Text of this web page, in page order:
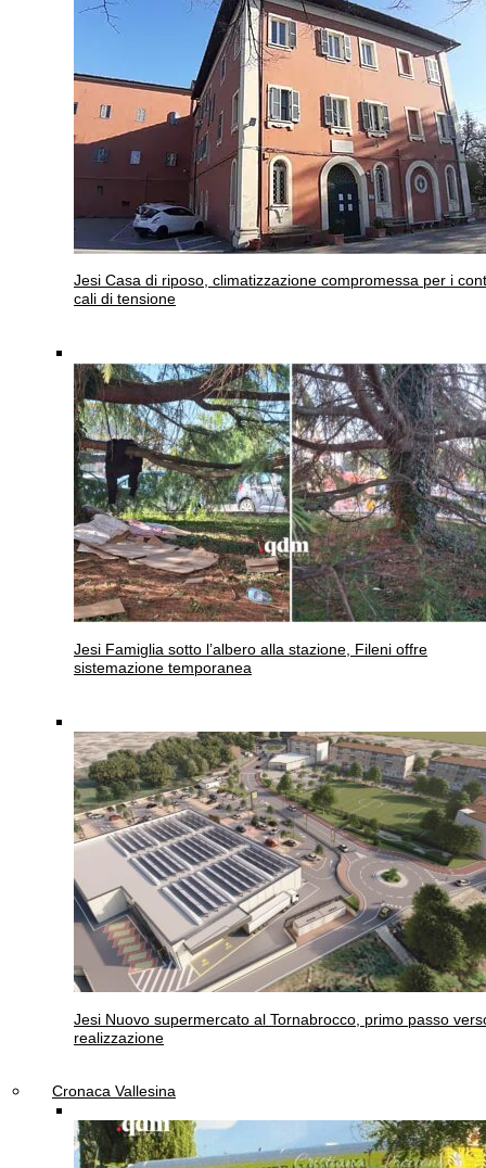
Jesi Casa di riposo, climatizzazione compromessa per i
cali di tensione
Jesi Famiglia sotto l’albero alla stazione, Fileni offre
sistemazione temporanea
Jesi Nuovo supermercato al Tornabrocco, primo passo
realizzazione
Cronaca Vallesina